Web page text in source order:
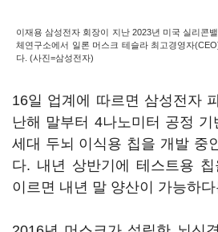
이재용 삼성전자 회장이 지난 2023년 미국 실리콘
체연구소에서 일론 머스크 테슬라 최고경영자
다. (사진=삼성전자)
16일 업계에 따르면 삼성전자
난해 말부터 4나노미터 공정
세대 두뇌 이식용 칩을 개발 중
다. 내년 상반기에 테스트용
이르면 내년 말 양산이 가능하